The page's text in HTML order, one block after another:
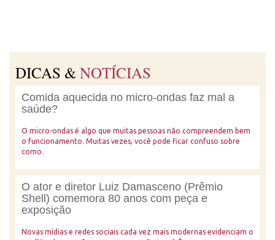
DICAS &NOTÍCIAS
Comida aquecida no micro-ondas faz mal a
saúde?
O micro-ondas é algo que muitas pessoas não compreendem bem
o funcionamento. Muitas vezes, você pode ficar confuso sobre
como.
O ator e diretor Luiz Damasceno (Prêmio
Shell) comemora 80 anos com peça e
exposição
Novas mídias e redes sociais cada vez mais modernas evidenciam o